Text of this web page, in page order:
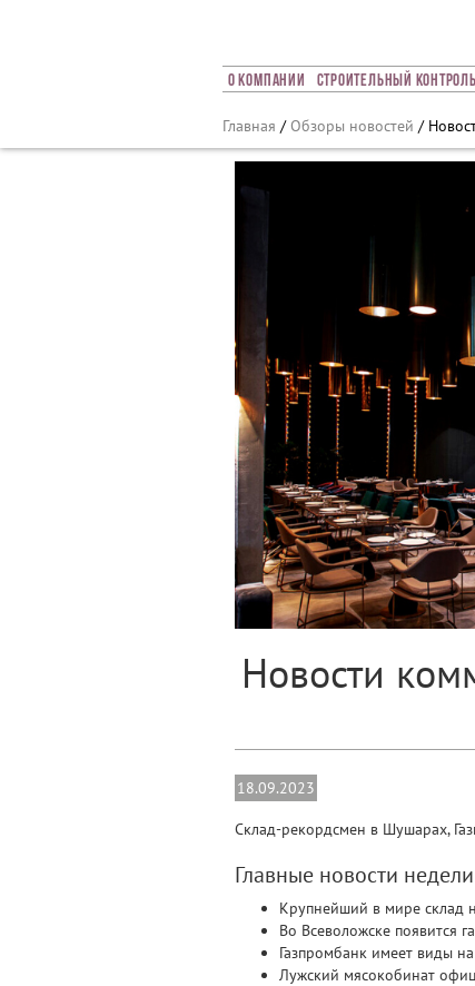
О Компании Строительный Контроль
Главная /Обзоры новостей /
Новости
18.09.2023
Склад-рекордсмен в Шушарах,
Главные новости
Крупнейший в мире склад
Во Всеволожске появится
Газпромбанк имеет виды
Лужский мясокобинат